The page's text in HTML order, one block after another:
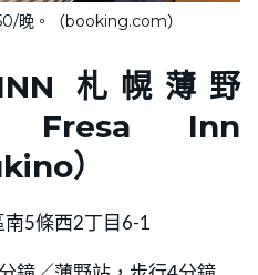
晚。（booking.com）
札幌薄野
Fresa Inn
）
5條西2丁目6-1